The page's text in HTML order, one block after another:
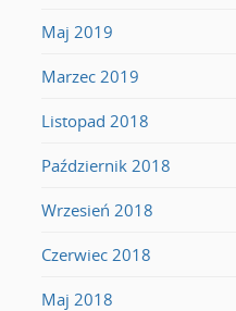
Maj 2019
Marzec 2019
Listopad 2018
Październik 2018
Wrzesień 2018
Czerwiec 2018
Maj 2018